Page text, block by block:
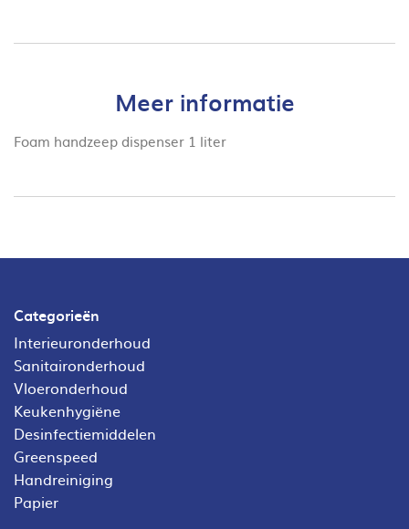
Meer informatie
Foam handzeep dispenser 1 liter
Categorieën
Interieuronderhoud
Sanitaironderhoud
Vloeronderhoud
Keukenhygiëne
Desinfectiemiddelen
Greenspeed
Handreiniging
Papier